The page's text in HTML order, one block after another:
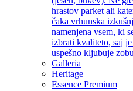
hrastov parket ali
čaka vrhunska
namenjena vsem, ki
izbrati kvaliteto, saj
uspešno kljubuje
Galleria
Heritage
Essence Premium